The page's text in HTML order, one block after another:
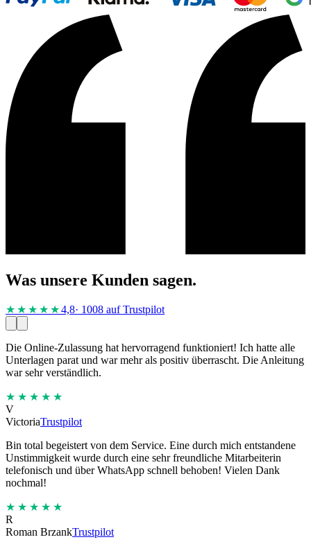
Was unsere Kunden sagen.
★★★★ ★4,8· 1008 auf Trustpilot
Die Online-Zulassung hat hervorragend funktioniert! Ich hatte alle
Unterlagen parat und war mehr als positiv überrascht. Die Anleitung
war sehr verständlich.
★★★★★
V
VictoriaTrustpilot
Bin total begeistert von dem Service. Eine durch mich entstandene
Unstimmigkeit wurde durch eine sehr freundliche Mitarbeiterin
telefonisch und über WhatsApp schnell behoben! Vielen Dank
nochmal!
★★★★★
R
Roman BrzankTrustpilot